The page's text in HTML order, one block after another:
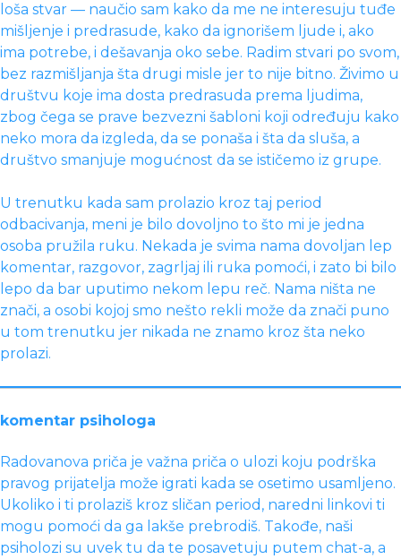
loša stvar — naučio sam kako da me ne interesuju tuđe
mišljenje i predrasude, kako da ignorišem ljude i, ako
ima potrebe, i dešavanja oko sebe. Radim stvari po svom,
bez razmišljanja šta drugi misle jer to nije bitno. Živimo u
društvu koje ima dosta predrasuda prema ljudima,
zbog čega se prave bezvezni šabloni koji određuju kako
neko mora da izgleda, da se ponaša i šta da sluša, a
društvo smanjuje mogućnost da se ističemo iz grupe.
U trenutku kada sam prolazio kroz taj period
odbacivanja, meni je bilo dovoljno to što mi je jedna
osoba pružila ruku. Nekada je svima nama dovoljan lep
komentar, razgovor, zagrljaj ili ruka pomoći, i zato bi bilo
lepo da bar uputimo nekom lepu reč. Nama ništa ne
znači, a osobi kojoj smo nešto rekli može da znači puno
u tom trenutku jer nikada ne znamo kroz šta neko
prolazi.
komentar psihologa
Radovanova priča je važna priča o ulozi koju podrška
pravog prijatelja može igrati kada se osetimo usamljeno.
Ukoliko i ti prolaziš kroz sličan period, naredni linkovi ti
mogu pomoći da ga lakše prebrodiš. Takođe, naši
psiholozi su uvek tu da te posavetuju putem chat-a, a